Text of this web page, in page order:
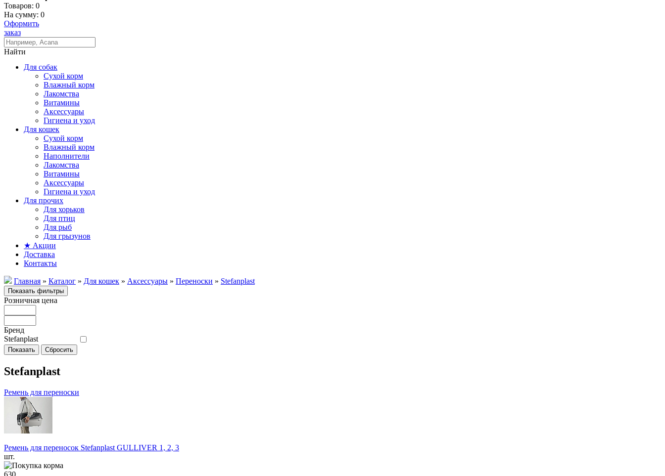
Товаров: 0
На сумму: 0
Оформить
заказ
Найти
Для собак
Сухой корм
Влажный корм
Лакомства
Витамины
Аксессуары
Гигиена и уход
Для кошек
Сухой корм
Влажный корм
Наполнители
Лакомства
Витамины
Аксессуары
Гигиена и уход
Для прочих
Для хорьков
Для птиц
Для рыб
Для грызунов
★ Акции
Доставка
Контакты
Главная » Каталог » Для кошек » Аксессуары » Переноски » Stefanplast
Розничная цена
Бренд
Stefanplast
Stefanplast
Ремень для переноски
Ремень для переносок Stefanplast GULLIVER 1, 2, 3
шт.
630